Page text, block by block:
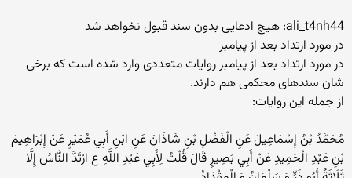
ali_t4nh44: هیچ ادعایی بدون سند قبول نخواهد شد
در مورد ارتداد بعد از پیامبر
در مورد ارتداد بعد از پیامبر روایات متعددی وارد شده است که برخی
شان سندهای محکمی هم دارند.
از جمله این روایات:
مُحَمَّدُ بْنُ إِسْمَاعِيلَ عَنِ الْفَضْلِ بْنِ شَاذَانَ عَنِ ابْنِ أَبِي عُمَيْرٍ عَنْ إِبْرَاهِيمَ
بْنِ عَبْدِ الْحَمِيدِ عَنْ أَبِي بَصِيرٍ قَالَ قُلْتُ لِأَبِي عَبْدِ اللَّهِ ع ارْتَدَّ النَّاسُ إِلَّا